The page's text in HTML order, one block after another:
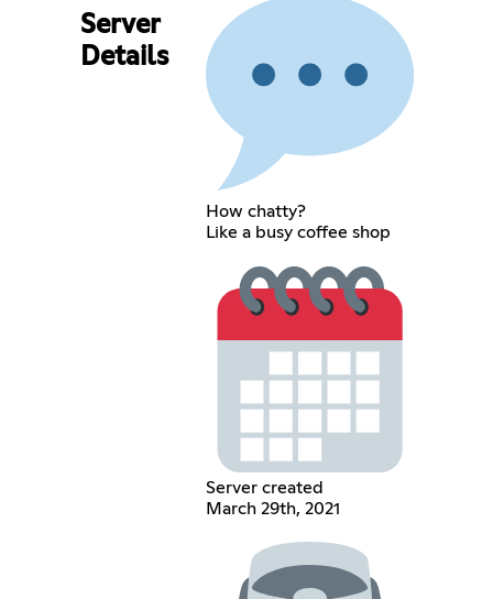
Server
Details
How chatty?
Like a busy coffee shop
Server created
March 29th, 2021